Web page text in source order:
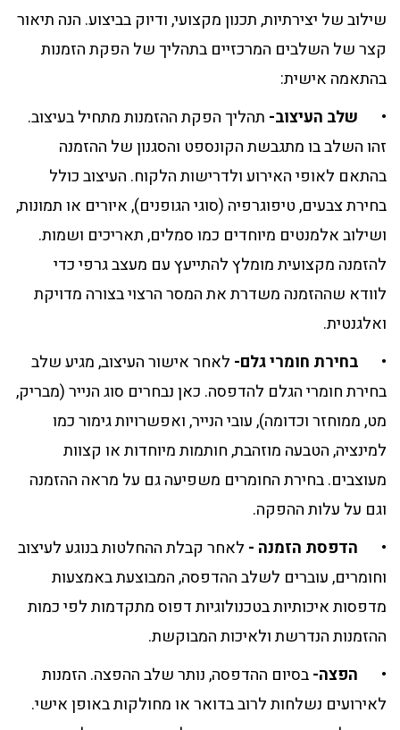
שילוב של יצירתיות, תכנון מקצועי, ודיוק בביצוע. הנה תיאור
קצר של השלבים המרכזיים בתהליך של הפקת הזמנות
בהתאמה אישית:
שלב העיצוב-תהליך הפקת ההזמנות מתחיל בעיצוב.
זהו השלב בו מתגבשת הקונספט והסגנון של ההזמנה
בהתאם לאופי האירוע ולדרישות הלקוח. העיצוב כולל
בחירת צבעים, טיפוגרפיה (סוגי הגופנים), איורים או תמונות,
ושילוב אלמנטים מיוחדים כמו סמלים, תאריכים ושמות.
להזמנה מקצועית מומלץ להתייעץ עם מעצב גרפי כדי
לוודא שההזמנה משדרת את המסר הרצוי בצורה מדויקת
ואלגנטית.
בחירת חומרי גלם-לאחר אישור העיצוב, מגיע שלב
בחירת חומרי הגלם להדפסה. כאן נבחרים סוג הנייר (מבריק,
מט, ממוחזר וכדומה), עובי הנייר, ואפשרויות גימור כמו
למינציה, הטבעה מוזהבת, חותמות מיוחדות או קצוות
מעוצבים. בחירת החומרים משפיעה גם על מראה ההזמנה
וגם על עלות ההפקה.
הדפסת הזמנה - לאחר קבלת ההחלטות בנוגע לעיצוב
וחומרים, עוברים לשלב ההדפסה, המבוצעת באמצעות
מדפסות איכותיות בטכנולוגיות דפוס מתקדמות לפי כמות
ההזמנות הנדרשת ולאיכות המבוקשת.
הפצה-בסיום ההדפסה, נותר שלב ההפצה. הזמנות
לאירועים נשלחות לרוב בדואר או מחולקות באופן אישי.